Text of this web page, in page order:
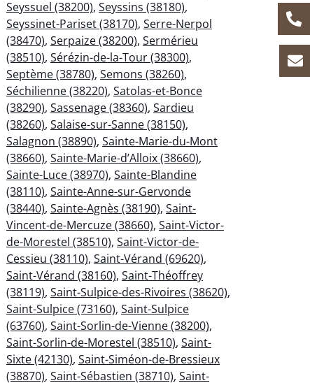
Seyssuel (38200), Seyssins (38180),
Seyssinet-Pariset (38170), Serre-Nerpol
(38470), Serpaize (38200), Sermérieu
(38510), Sérézin-de-la-Tour (38300),
Septème (38780), Semons (38260),
Séchilienne (38220), Satolas-et-Bonce
(38290), Sassenage (38360), Sardieu
(38260), Salaise-sur-Sanne (38150),
Salagnon (38890), Sainte-Marie-du-Mont
(38660), Sainte-Marie-d’Alloix (38660),
Sainte-Luce (38970), Sainte-Blandine
(38110), Sainte-Anne-sur-Gervonde
(38440), Sainte-Agnès (38190), Saint-
Vincent-de-Mercuze (38660), Saint-Victor-
de-Morestel (38510), Saint-Victor-de-
Cessieu (38110), Saint-Vérand (69620),
Saint-Vérand (38160), Saint-Théoffrey
(38119), Saint-Sulpice-des-Rivoires (38620),
Saint-Sulpice (73160), Saint-Sulpice
(63760), Saint-Sorlin-de-Vienne (38200),
Saint-Sorlin-de-Morestel (38510), Saint-
Sixte (42130), Saint-Siméon-de-Bressieux
(38870), Saint-Sébastien (38710), Saint-